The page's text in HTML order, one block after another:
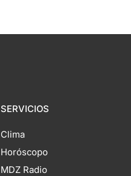
SERVICIOS
Clima
Horóscopo
MDZ Radio